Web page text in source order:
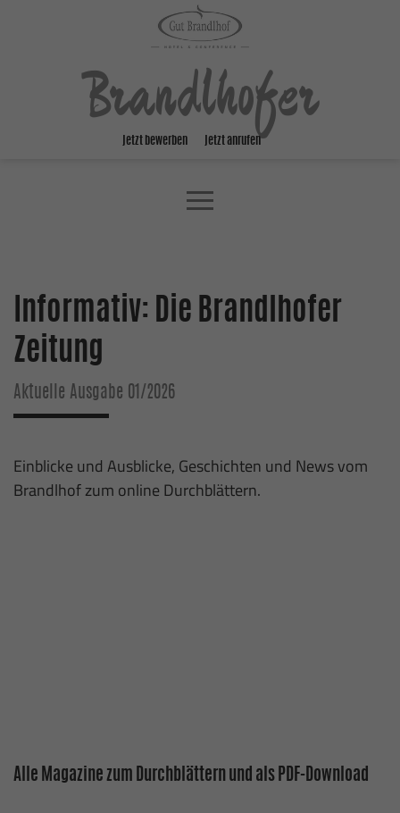
Brandlhofer
jetzt bewerben jetzt anrufen
Informativ: Die Brandlhofer
Zeitung
Aktuelle Ausgabe 01/2026
Einblicke und Ausblicke, Geschichten und News vom
Brandlhof zum online Durchblättern.
Alle Magazine zum Durchblättern und als PDF-Download